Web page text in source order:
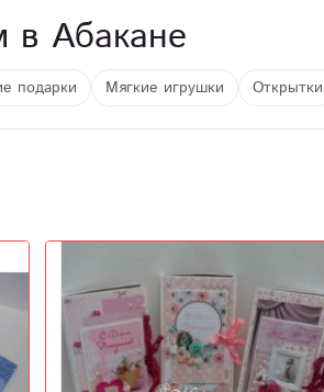
в Абакане
подарки Мягкие игрушки Открытки